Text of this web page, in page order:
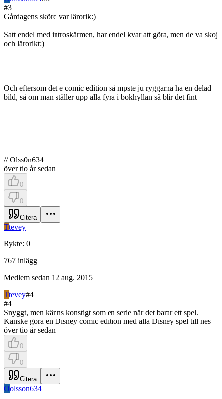
#3
Gårdagens skörd var lärorik:)
Satt endel med introskärmen, har endel kvar att göra, men de va skoj
och lärorikt:)
Och eftersom det e comic edition så mpste ju ryggarna ha en delad
bild, så om man ställer upp alla fyra i bokhyllan så blir det fint
// Olss0n634
över tio år sedan
0
0
Citera
Ttevey
Rykte: 0
767 inlägg
Medlem sedan 12 aug. 2015
Ttevey#4
#4
Snyggt, men känns konstigt som en serie när det barar ett spel.
Kanske göra en Disney comic edition med alla Disney spel till nes
över tio år sedan
0
0
Citera
Oolsson634